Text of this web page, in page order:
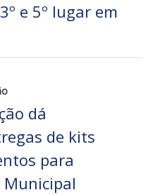
e 5º lugar em
dá
de kits
para
Municipal